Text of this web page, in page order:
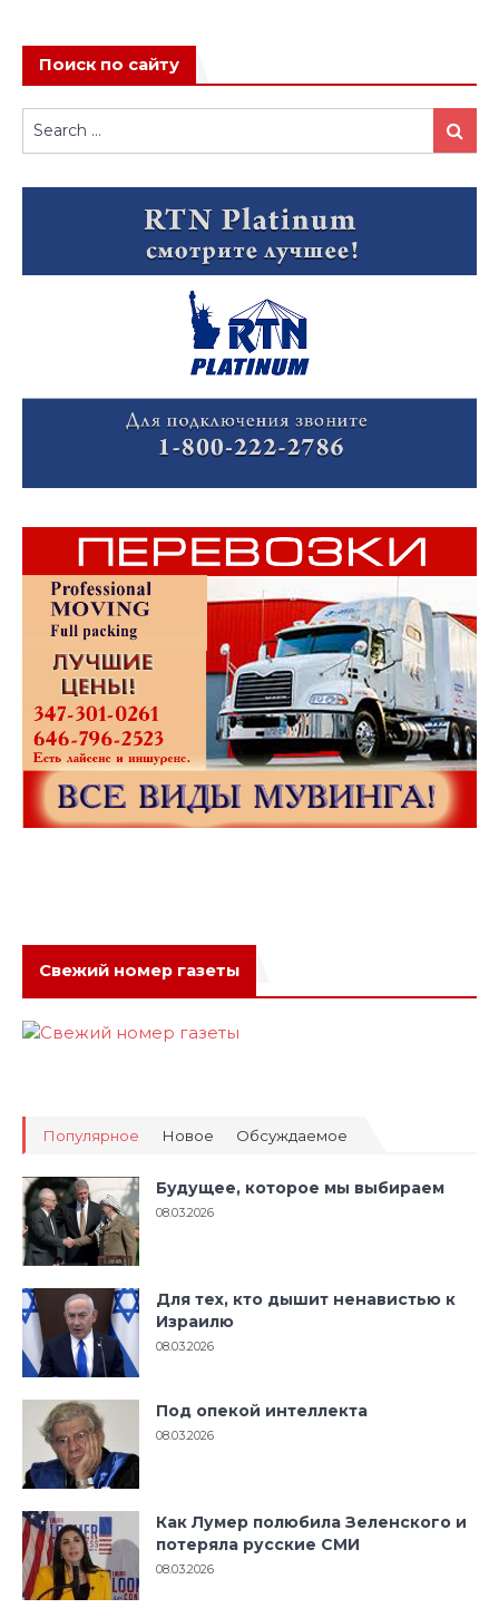
Поиск по сайту
Search
for:
Search
Свежий номер газеты
Популярное Новое Обсуждаемое
Будущее, которое мы выбираем
08.03.2026
Для тех, кто дышит ненавистью к
Израилю
08.03.2026
Под опекой интеллекта
08.03.2026
Как Лумер полюбила Зеленского и
потеряла русские СМИ
08.03.2026